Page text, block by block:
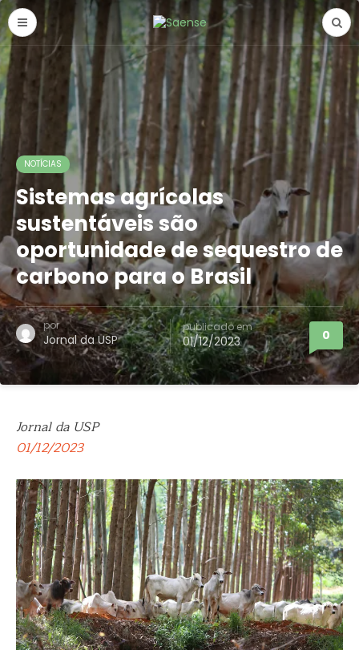
NOTÍCIAS
Sistemas agrícolas
sustentáveis são
oportunidade de sequestro de
carbono para o Brasil
por
Jornal da USP
publicado em
01/12/2023 0
Jornal da USP
01/12/2023